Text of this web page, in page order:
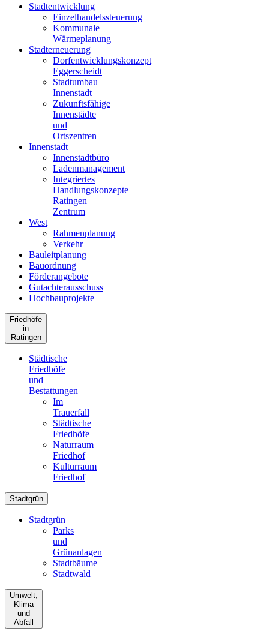
Stadtentwicklung
Einzelhandelssteuerung
Kommunale
Wärmeplanung
Stadterneuerung
Dorfentwicklungskonzept
Eggerscheidt
Stadtumbau
Innenstadt
Zukunftsfähige
Innenstädte
und
Ortszentren
Innenstadt
Innenstadtbüro
Ladenmanagement
Integriertes
Handlungskonzepte
Ratingen
Zentrum
West
Rahmenplanung
Verkehr
Bauleitplanung
Bauordnung
Förderangebote
Gutachterausschuss
Hochbauprojekte
Friedhöfe
in
Ratingen
Städtische
Friedhöfe
und
Bestattungen
Im
Trauerfall
Städtische
Friedhöfe
Naturraum
Friedhof
Kulturraum
Friedhof
Stadtgrün
Stadtgrün
Parks
und
Grünanlagen
Stadtbäume
Stadtwald
Umwelt,
Klima
und
Abfall